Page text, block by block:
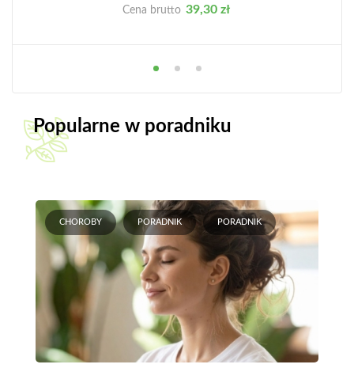
Cena brutto Cena
39,30 zł
Popularne w poradniku
CHOROBY PORADNIK PORADNIK